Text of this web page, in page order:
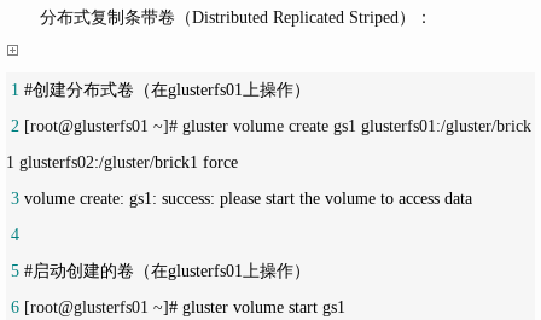
分布式复制条带卷（Distributed Replicated Striped）：
1
2 [root@glusterfs01 ~]# gluster volume create gs1 glusterfs01:/gluster/brick
1 glusterfs02:/gluster/
3
4
5
6 [root@glusterfs01 ~